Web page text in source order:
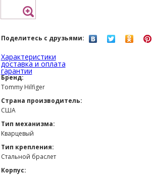
Поделитесь с друзьями:
Характеристики
доставка и оплата
гарантии
Бренд:
Tommy Hilfiger
Страна производитель:
США
Тип механизма:
Кварцевый
Тип крепления:
Стальной браслет
Корпус: